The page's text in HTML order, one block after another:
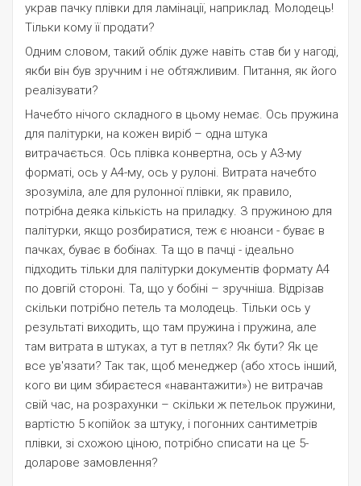
украв пачку плівки для ламінації, наприклад. Молодець!
Тільки кому її продати?
Одним словом, такий облік дуже навіть став би у нагоді,
якби він був зручним і не обтяжливим. Питання, як його
реалізувати?
Начебто нічого складного в цьому немає. Ось пружина
для палітурки, на кожен виріб – одна штука
витрачається. Ось плівка конвертна, ось у А3-му
форматі, ось у А4-му, ось у рулоні. Витрата начебто
зрозуміла, але для рулонної плівки, як правило,
потрібна деяка кількість на приладку. З пружиною для
палітурки, якщо розбиратися, теж є нюанси - буває в
пачках, буває в бобінах. Та що в пачці - ідеально
підходить тільки для палітурки документів формату А4
по довгій стороні. Та, що у бобіні – зручніша. Відрізав
скільки потрібно петель та молодець. Тільки ось у
результаті виходить, що там пружина і пружина, але
там витрата в штуках, а тут в петлях? Як бути? Як це
все ув'язати? Так так, щоб менеджер (або хтось інший,
кого ви цим збираєтеся «навантажити») не витрачав
свій час, на розрахунки – скільки ж петельок пружини,
вартістю 5 копійок за штуку, і погонних сантиметрів
плівки, зі схожою ціною, потрібно списати на це 5-
доларове замовлення?